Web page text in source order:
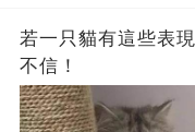
若一只貓有這些表
不信！